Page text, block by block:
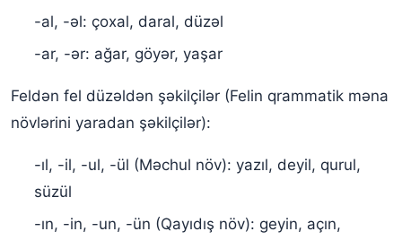
-al, -əl: çoxal, daral, düzəl
-ar, -ər: ağar, göyər, yaşar
Feldən fel düzəldən şəkilçilər (Felin qrammatik məna
növlərini yaradan şəkilçilər):
-ıl, -il, -ul, -ül (Məchul növ): yazıl, deyil, qurul,
süzül
-ın, -in, -un, -ün (Qayıdış növ): geyin, açın,